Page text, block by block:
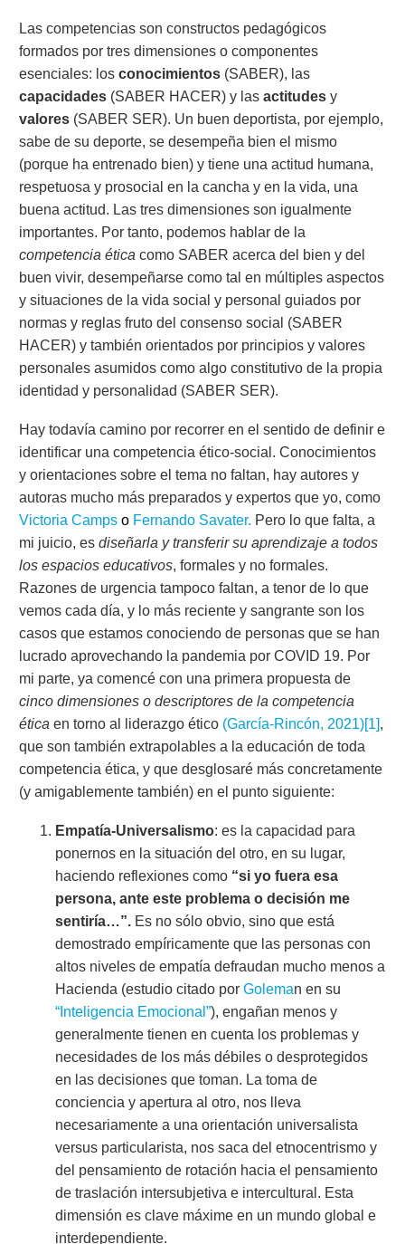
Las competencias son constructos pedagógicos
formados por tres dimensiones o componentes
esenciales: los conocimientos (SABER), las
capacidades (SABER HACER) y las actitudes y
valores (SABER SER). Un buen deportista, por ejemplo,
sabe de su deporte, se desempeña bien el mismo
(porque ha entrenado bien) y tiene una actitud humana,
respetuosa y prosocial en la cancha y en la vida, una
buena actitud. Las tres dimensiones son igualmente
importantes. Por tanto, podemos hablar de la
competencia ética como SABER acerca del bien y del
buen vivir, desempeñarse como tal en múltiples aspectos
y situaciones de la vida social y personal guiados por
normas y reglas fruto del consenso social (SABER
HACER) y también orientados por principios y valores
personales asumidos como algo constitutivo de la propia
identidad y personalidad (SABER SER).
Hay todavía camino por recorrer en el sentido de definir e
identificar una competencia ético-social. Conocimientos
y orientaciones sobre el tema no faltan, hay autores y
autoras mucho más preparados y expertos que yo, como
Victoria Camps o Fernando Savater. Pero lo que falta, a
mi juicio, es diseñarla y transferir su aprendizaje a todos
los espacios educativos, formales y no formales.
Razones de urgencia tampoco faltan, a tenor de lo que
vemos cada día, y lo más reciente y sangrante son los
casos que estamos conociendo de personas que se han
lucrado aprovechando la pandemia por COVID 19. Por
mi parte, ya comencé con una primera propuesta de
cinco dimensiones o descriptores de la competencia
ética en torno al liderazgo ético (García-Rincón, 2021)[1],
que son también extrapolables a la educación de toda
competencia ética, y que desglosaré más concretamente
(y amigablemente también) en el punto siguiente:
Empatía-Universalismo: es la capacidad para
ponernos en la situación del otro, en su lugar,
haciendo reflexiones como “si yo fuera esa
persona, ante este problema o decisión me
sentiría…”. Es no sólo obvio, sino que está
demostrado empíricamente que las personas con
altos niveles de empatía defraudan mucho menos a
Hacienda (estudio citado por Goleman en su
“Inteligencia Emocional”), engañan menos y
generalmente tienen en cuenta los problemas y
necesidades de los más débiles o desprotegidos
en las decisiones que toman. La toma de
conciencia y apertura al otro, nos lleva
necesariamente a una orientación universalista
versus particularista, nos saca del etnocentrismo y
del pensamiento de rotación hacia el pensamiento
de traslación intersubjetiva e intercultural. Esta
dimensión es clave máxime en un mundo global e
interdependiente.